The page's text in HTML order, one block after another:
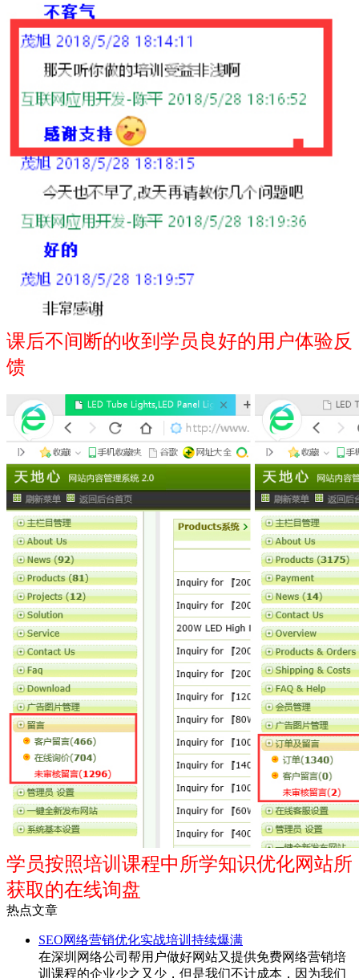
课后不间断的收到学员良好的用户体验反
馈
学员按照培训课程中所学知识优化网站所
获取的在线询盘
热点文章
SEO网络营销优化实战培训持续爆满
在深圳网络公司帮用户做好网站又提供免费网络营销培
训课程的企业少之又少，但是我们不计成本，因为我们